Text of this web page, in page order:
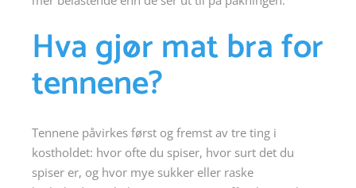
Hva gjør mat bra for
tennene?
Tennene påvirkes først og fremst av tre ting i
kostholdet: hvor ofte du spiser, hvor surt det du
spiser er, og hvor mye sukker eller raske